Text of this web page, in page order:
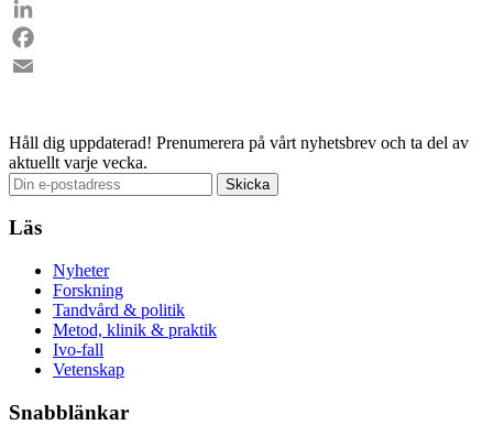
LinkedIn
Facebook
Håll dig uppdaterad! Prenumerera på vårt nyhetsbrev och ta del av
aktuellt varje vecka.
Läs
Nyheter
Forskning
Tandvård & politik
Metod, klinik & praktik
Ivo-fall
Vetenskap
Snabblänkar